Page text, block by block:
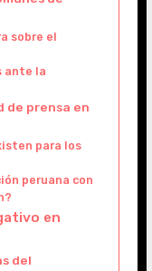
sobre el
ante la
de prensa en
para los
peruana con
en
del